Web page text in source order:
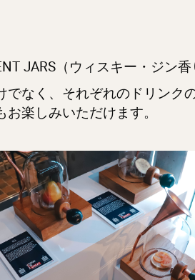
JARS（ウィスキー・ジン
でなく、それぞれのドリンク
楽しみいただけます。